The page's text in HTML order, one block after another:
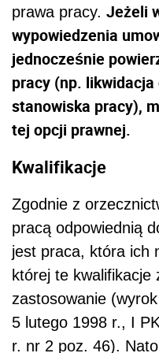
prawa pracy. Jeżeli
wypowiedzenia
jednocześnie
pracy (np.
stanowiska pracy),
tej opcji prawnej.
Kwalifikacje
Zgodnie z
pracą odpowiednią
jest praca, która ich
której te kwalifikacje
zastosowanie
5 lutego 1998 r., I
r. nr 2 poz. 46).